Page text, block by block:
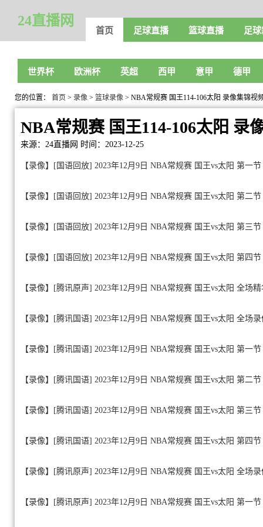
24直播网
首页 足球直播 篮球直播 足
世界杯 欧洲杯 英超 西甲 意甲 德甲
您的位置： 首页 > 录像 > 篮球录像 > NBA常规赛 国王114-106太阳 录像集锦视
NBA常规赛 国王114-106太阳 录
来源：24直播网 时间：2023-12-25
【录像】[国语回放] 2023年12月9日 NBA常规赛 国王vs太阳 第一
【录像】[国语回放] 2023年12月9日 NBA常规赛 国王vs太阳 第二
【录像】[国语回放] 2023年12月9日 NBA常规赛 国王vs太阳 第三
【录像】[国语回放] 2023年12月9日 NBA常规赛 国王vs太阳 第四
【录像】[腾讯原声] 2023年12月9日 NBA常规赛 国王vs太阳 全场
【录像】[腾讯国语] 2023年12月9日 NBA常规赛 国王vs太阳 全场
【录像】[腾讯国语] 2023年12月9日 NBA常规赛 国王vs太阳 第一
【录像】[腾讯国语] 2023年12月9日 NBA常规赛 国王vs太阳 第二
【录像】[腾讯国语] 2023年12月9日 NBA常规赛 国王vs太阳 第三
【录像】[腾讯国语] 2023年12月9日 NBA常规赛 国王vs太阳 第四
【录像】[腾讯原声] 2023年12月9日 NBA常规赛 国王vs太阳 全场
【录像】[腾讯原声] 2023年12月9日 NBA常规赛 国王vs太阳 第一